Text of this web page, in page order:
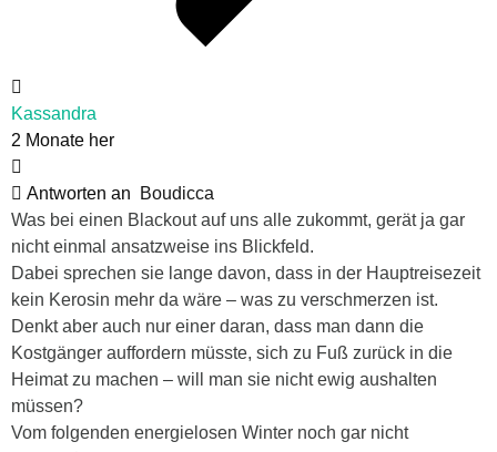
Kassandra
2 Monate her
Antworten an
Boudicca
Was bei einen Blackout auf uns alle zukommt, gerät ja gar
nicht einmal ansatzweise ins Blickfeld.
Dabei sprechen sie lange davon, dass in der Hauptreisezeit
kein Kerosin mehr da wäre – was zu verschmerzen ist.
Denkt aber auch nur einer daran, dass man dann die
Kostgänger auffordern müsste, sich zu Fuß zurück in die
Heimat zu machen – will man sie nicht ewig aushalten
müssen?
Vom folgenden energielosen Winter noch gar nicht